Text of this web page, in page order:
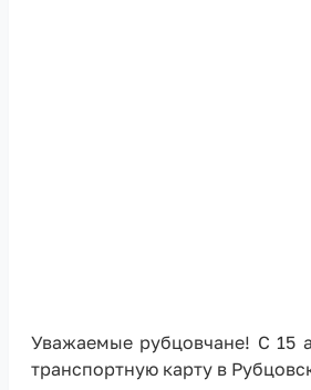
Уважаемые рубцовчане! С 15
транспортную карту в